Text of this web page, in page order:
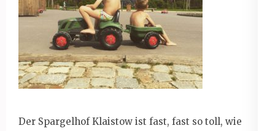
Der Spargelhof Klaistow ist fast, fast so toll, wie